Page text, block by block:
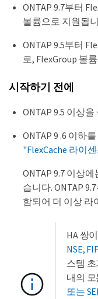
ONTAP 9.7부터
볼륨으로 지원됩
ONTAP 9.5부터
로, FlexGroup 볼
시작하기 전에
ONTAP 9.5 이상
ONTAP 9 .6 이하
"FlexCache 라이
ONTAP 9.7 이상
습니다. ONTAP
함되어 더 이상 라
HA 쌍이
NSE,
스템
내의
또는